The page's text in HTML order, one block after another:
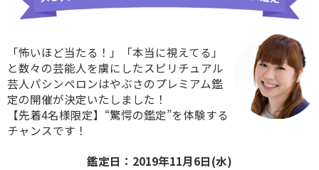
「怖いほど当たる！」「本当に視えてる」
と数々の芸能人を虜にしたスピリチュアル
芸人パシンペロンはやぶさのプレミアム鑑
定の開催が決定いたしました！
【先着4名様限定】“驚愕の鑑定”を体験する
チャンスです！
鑑定日：2019年11月6日(水)